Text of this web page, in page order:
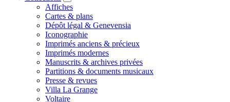
Affiches
Cartes & plans
Dépôt légal & Genevensia
Iconographie
Imprimés anciens & précieux
Imprimés modernes
Manuscrits & archives privées
Partitions & documents musicaux
Presse & revues
Villa La Grange
Voltaire